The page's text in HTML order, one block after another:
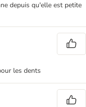
depuis qu'elle est petite
les dents